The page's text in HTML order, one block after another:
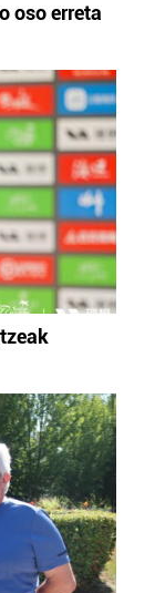
oso erreta